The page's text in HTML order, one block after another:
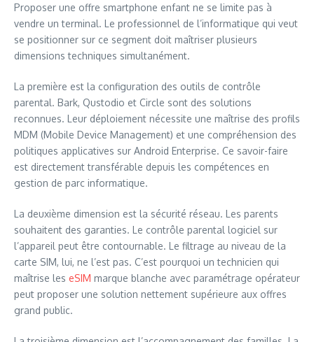
Proposer une offre smartphone enfant ne se limite pas à
vendre un terminal. Le professionnel de l’informatique qui veut
se positionner sur ce segment doit maîtriser plusieurs
dimensions techniques simultanément.
La première est la configuration des outils de contrôle
parental. Bark, Qustodio et Circle sont des solutions
reconnues. Leur déploiement nécessite une maîtrise des profils
MDM (Mobile Device Management) et une compréhension des
politiques applicatives sur Android Enterprise. Ce savoir-faire
est directement transférable depuis les compétences en
gestion de parc informatique.
La deuxième dimension est la sécurité réseau. Les parents
souhaitent des garanties. Le contrôle parental logiciel sur
l’appareil peut être contournable. Le filtrage au niveau de la
carte SIM, lui, ne l’est pas. C’est pourquoi un technicien qui
maîtrise les eSIM marque blanche avec paramétrage opérateur
peut proposer une solution nettement supérieure aux offres
grand public.